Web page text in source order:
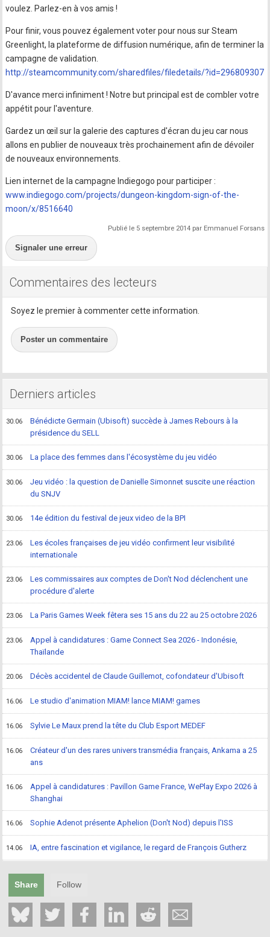
voulez. Parlez-en à vos amis !
Pour finir, vous pouvez également voter pour nous sur Steam
Greenlight, la plateforme de diffusion numérique, afin de terminer la
campagne de validation.
http://steamcommunity.com/sharedfiles/filedetails/?id=296809307
D'avance merci infiniment ! Notre but principal est de combler votre
appétit pour l'aventure.
Gardez un œil sur la galerie des captures d'écran du jeu car nous
allons en publier de nouveaux très prochainement afin de dévoiler
de nouveaux environnements.
Lien internet de la campagne Indiegogo pour participer :
www.indiegogo.com/projects/dungeon-kingdom-sign-of-the-
moon/x/8516640
Publié le 5 septembre 2014 par Emmanuel Forsans
Signaler une erreur
Commentaires des lecteurs
Soyez le premier à commenter cette information.
Poster un commentaire
Derniers articles
30.06
Bénédicte Germain (Ubisoft) succède à James Rebours à la
présidence du SELL
30.06 La place des femmes dans l'écosystème du jeu vidéo
30.06
Jeu vidéo : la question de Danielle Simonnet suscite une réaction
du SNJV
30.06 14e édition du festival de jeux video de la BPI
23.06
Les écoles françaises de jeu vidéo confirment leur visibilité
internationale
23.06
Les commissaires aux comptes de Don't Nod déclenchent une
procédure d'alerte
23.06 La Paris Games Week fêtera ses 15 ans du 22 au 25 octobre 2026
23.06
Appel à candidatures : Game Connect Sea 2026 - Indonésie,
Thaïlande
20.06 Décès accidentel de Claude Guillemot, cofondateur d'Ubisoft
16.06 Le studio d'animation MIAM! lance MIAM! games
16.06 Sylvie Le Maux prend la tête du Club Esport MEDEF
16.06
Créateur d'un des rares univers transmédia français, Ankama a 25
ans
16.06
Appel à candidatures : Pavillon Game France, WePlay Expo 2026 à
Shanghai
16.06 Sophie Adenot présente Aphelion (Don't Nod) depuis l'ISS
14.06 IA, entre fascination et vigilance, le regard de François Gutherz
Share Follow